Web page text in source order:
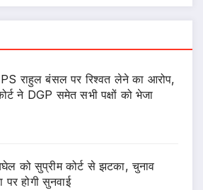
राहुल बंसल पर रिश्वत लेने का आरोप,
ने DGP समेत सभी पक्षों को भेजा
को सुप्रीम कोर्ट से झटका, चुनाव
पर होगी सुनवाई